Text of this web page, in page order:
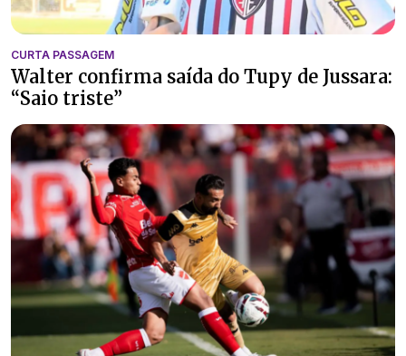
CURTA PASSAGEM
Walter confirma saída do Tupy de Jussara:
“Saio triste”